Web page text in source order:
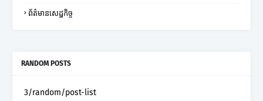
ព័ត៌មានសេដ្ឋកិច្ច
RANDOM POSTS
3/random/post-list